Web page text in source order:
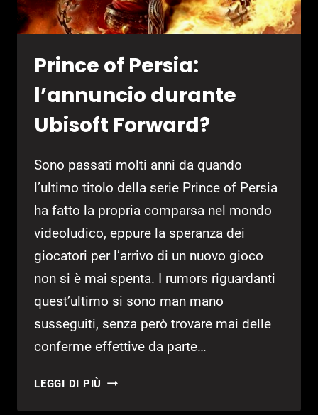
Prince of Persia:
l’annuncio durante
Ubisoft Forward?
Sono passati molti anni da quando
l’ultimo titolo della serie Prince of Persia
ha fatto la propria comparsa nel mondo
videoludico, eppure la speranza dei
giocatori per l’arrivo di un nuovo gioco
non si è mai spenta. I rumors riguardanti
quest’ultimo si sono man mano
susseguiti, senza però trovare mai delle
conferme effettive da parte…
LEGGI DI PIÙ PRINCE